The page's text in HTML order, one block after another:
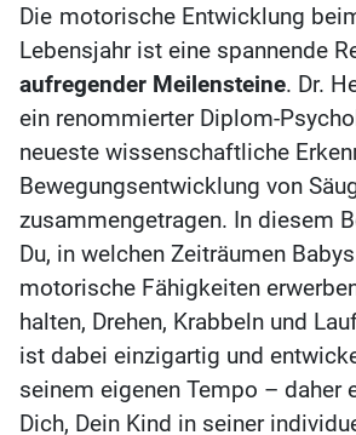
Die motorische Entwicklung
Lebensjahr ist eine spannende
aufregender Meilensteine. Dr.
ein renommierter Diplom-
neueste wissenschaftliche
Bewegungsentwicklung von
zusammengetragen. In diesem
Du, in welchen Zeiträumen
motorische Fähigkeiten
halten, Drehen, Krabbeln und
ist dabei einzigartig und
seinem eigenen Tempo – daher
Dich, Dein Kind in seiner